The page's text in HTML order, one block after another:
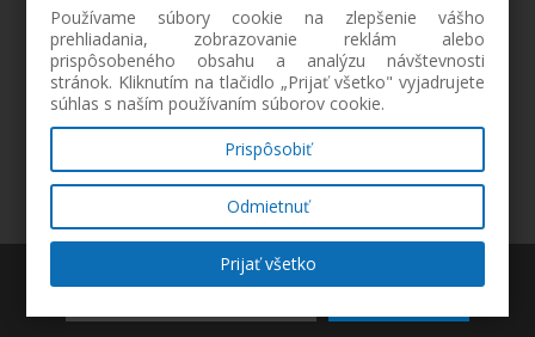
Používame súbory cookie na zlepšenie vášho
prehliadania, zobrazovanie reklám alebo
prispôsobeného obsahu a analýzu návštevnosti
stránok. Kliknutím na tlačidlo „Prijať všetko" vyjadrujete
súhlas s naším používaním súborov cookie.
Prispôsobiť
Odmietnuť
Prijať všetko